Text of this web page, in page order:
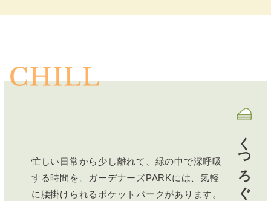
くつろぐ
忙しい日常から少し離れて、緑の中で深呼吸
する時間を。ガーデナーズPARKには、気軽
に腰掛けられるポケットパークがあります。